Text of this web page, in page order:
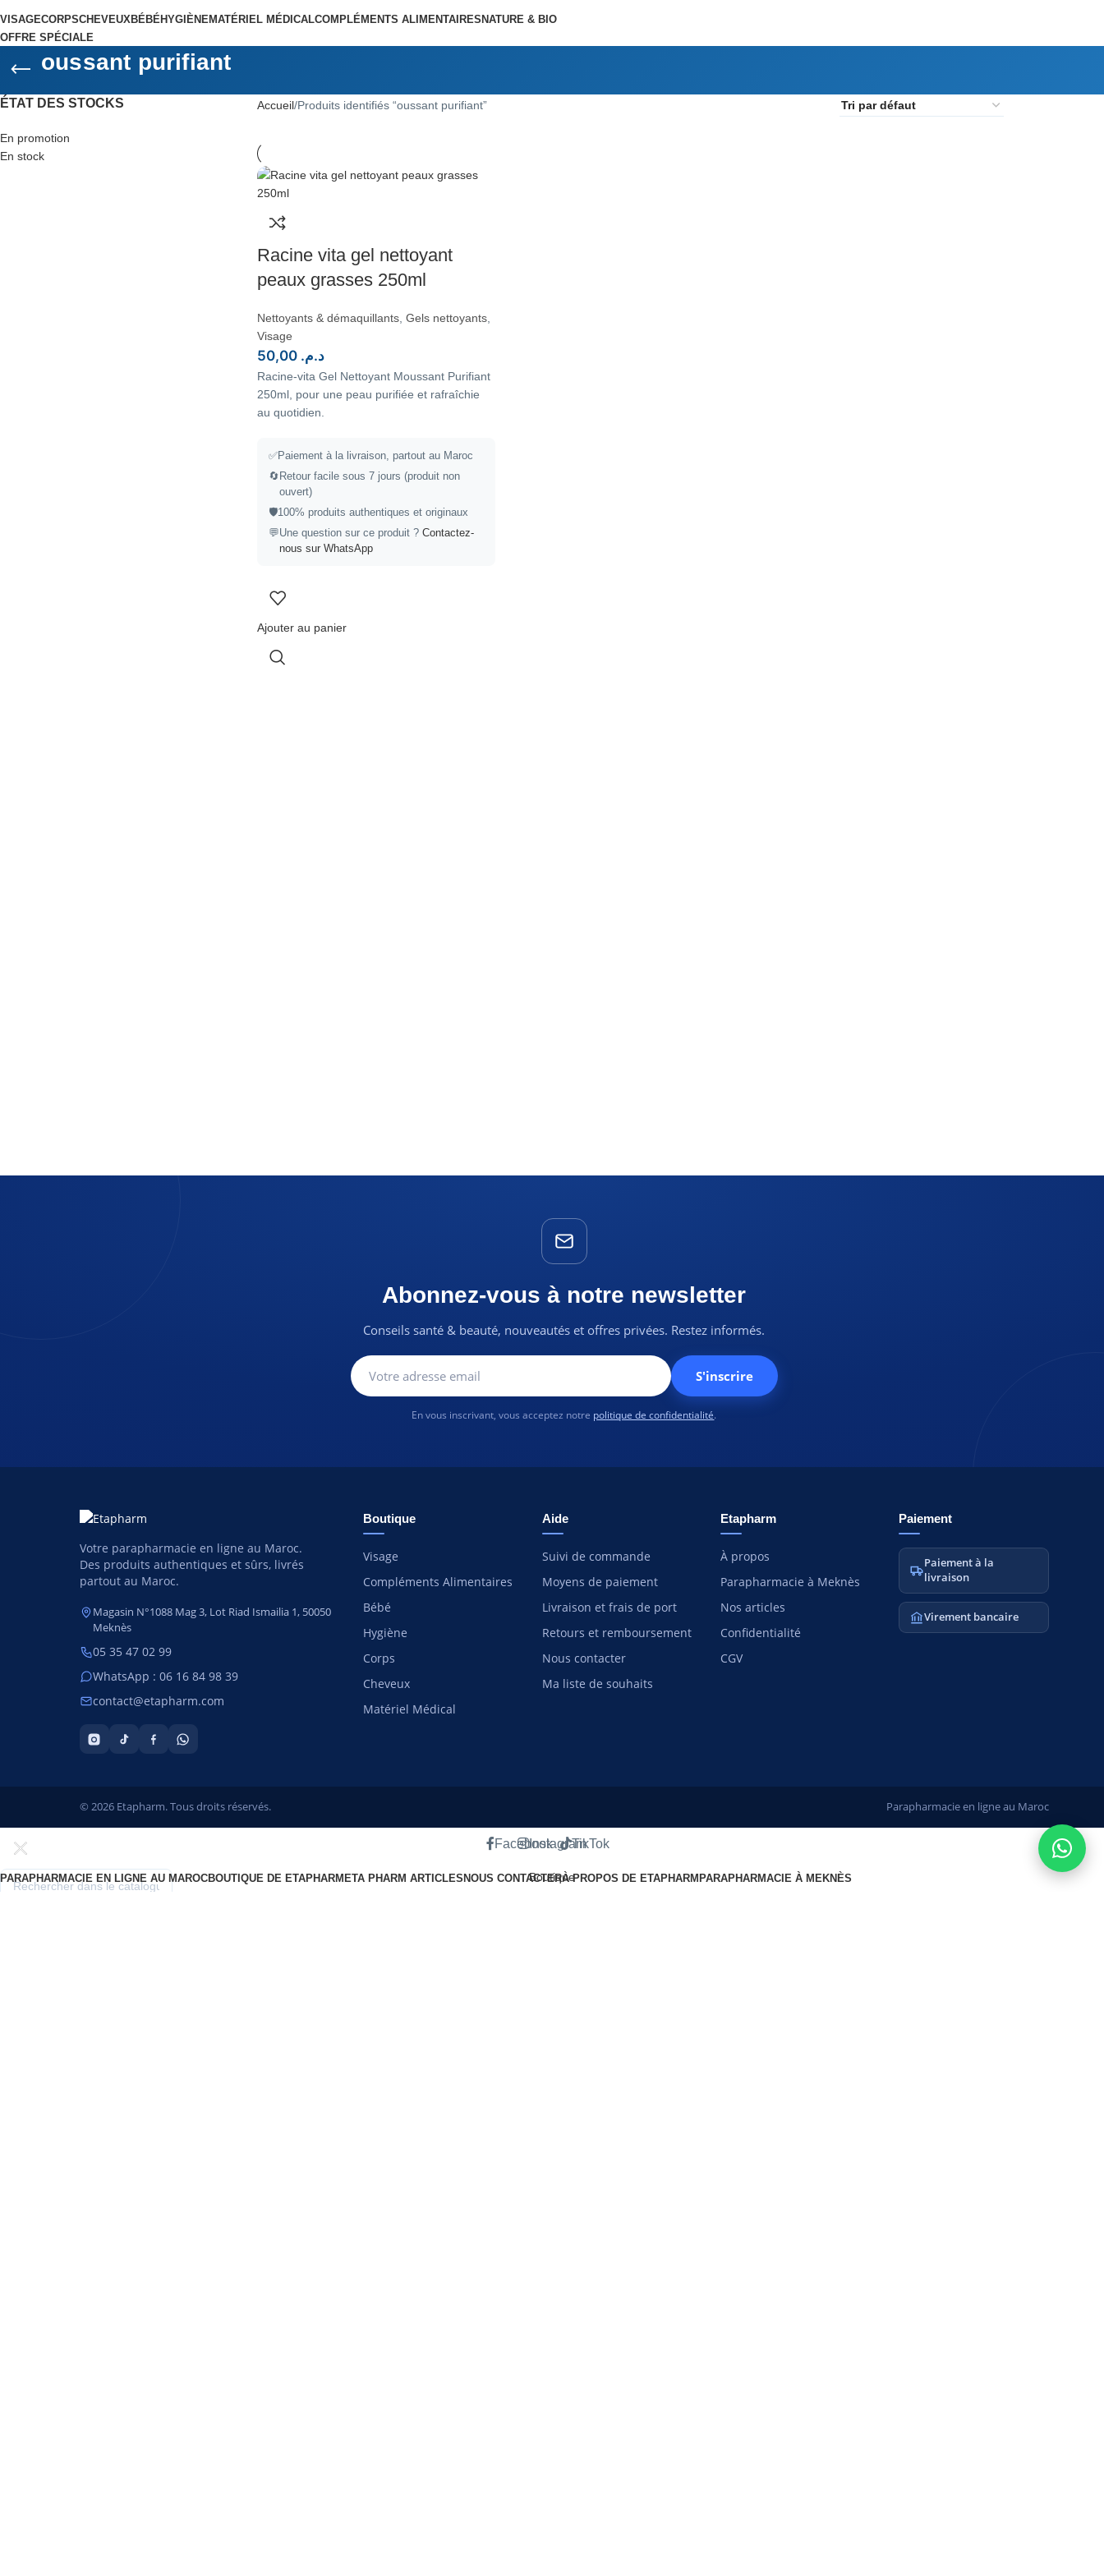
VISAGECORPSCHEVEUX BÉBÉ HYGIÈNE MATÉRIEL MÉDICALCOMPLÉMENTS ALIMENTAIRES NATURE & BIO
OFFRE SPÉCIALE
oussant purifiant
ÉTAT DES STOCKS
En promotion
En stock
Accueil Produits identifiés “oussant purifiant”
Racine vita gel nettoyant
peaux grasses 250ml
Nettoyants & démaquillants, Gels nettoyants,
Visage
د.م. 50,00
Racine-vita Gel Nettoyant Moussant Purifiant
250ml, pour une peau purifiée et rafraîchie
au quotidien.
✅Paiement à la livraison, partout au Maroc
🔄 Retour facile sous 7 jours (produit non
ouvert)
🛡️100% produits authentiques et originaux
💬Une question sur ce produit ? Contactez-
nous sur WhatsApp
Ajouter au panier
Abonnez-vous à notre newsletter
Conseils santé & beauté, nouveautés et offres privées. Restez informés.
S'inscrire
En vous inscrivant, vous acceptez notre politique de confidentialité.
Votre parapharmacie en ligne au Maroc.
Des produits authentiques et sûrs, livrés
partout au Maroc.
Magasin N°1088 Mag 3, Lot Riad Ismailia 1, 50050
Meknès
05 35 47 02 99
WhatsApp : 06 16 84 98 39
contact@etapharm.com
Boutique
Visage
Compléments Alimentaires
Bébé
Hygiène
Corps
Cheveux
Matériel Médical
Aide
Suivi de commande
Moyens de paiement
Livraison et frais de port
Retours et remboursement
Nous contacter
Ma liste de souhaits
Etapharm
À propos
Parapharmacie à Meknès
Nos articles
Confidentialité
CGV
Paiement
Paiement à la
livraison
Virement bancaire
© 2026 Etapharm. Tous droits réservés. Parapharmacie en ligne au Maroc
PARAPHARMACIE EN LIGNE AU MAROCBOUTIQUE DE ETAPHARM ETA PHARM ARTICLES NOUS CONTACTERÀ PROPOS DE ETAPHARM PARAPHARMACIE À MEKNÈS
FacebookInstagramTikTok
Boutique